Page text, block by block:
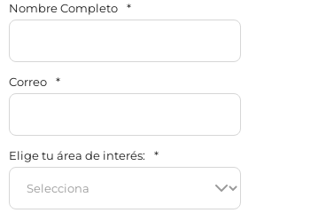
Nombre Completo *
Correo *
Elige tu área de interés: *